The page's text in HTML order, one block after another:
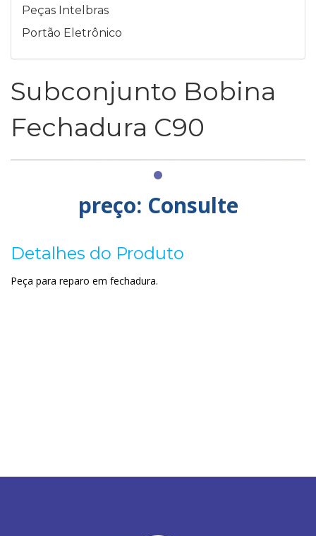
Peças Intelbras
Portão Eletrônico
Subconjunto Bobina
Fechadura C90
preço: Consulte
Detalhes do Produto
Peça para reparo em fechadura.